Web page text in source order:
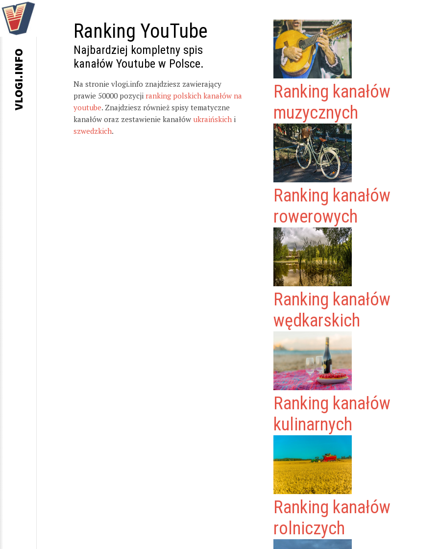
Ranking YouTube
Najbardziej kompletny spis
kanałów Youtube w Polsce.
Na stronie vlogi.info znajdziesz zawierający
prawie 50000 pozycji ranking polskich kanałów na
youtube. Znajdziesz również spisy tematyczne
kanałów oraz zestawienie kanałów ukraińskich i
szwedzkich.
Ranking kanałów
muzycznych
Ranking kanałów
rowerowych
Ranking kanałów
wędkarskich
Ranking kanałów
kulinarnych
Ranking kanałów
rolniczych
VLOGI.INFO